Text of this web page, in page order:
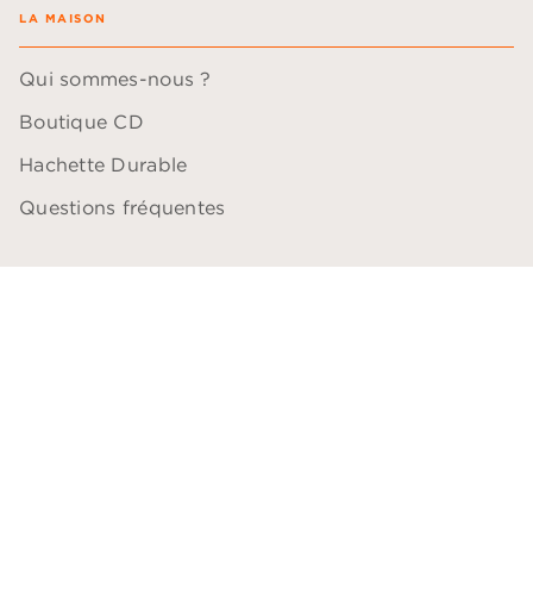
LA MAISON
Qui sommes-nous ?
Boutique CD
Hachette Durable
Questions fréquentes